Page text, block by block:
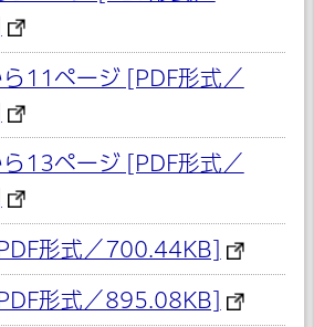
11ページ [PDF形式／
13ページ [PDF形式／
形式／700.44KB]
形式／895.08KB]